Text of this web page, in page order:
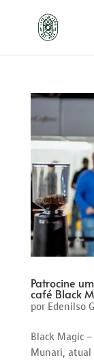
Patrocine
café Black
por Edenilso
Black Magic
Munari, atual